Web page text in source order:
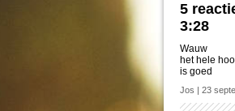
5
3:28
Wauw
het hele
is goed
Jos | 23